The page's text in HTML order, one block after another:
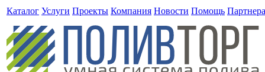
Каталог Услуги Проекты Компания Новости Помощь